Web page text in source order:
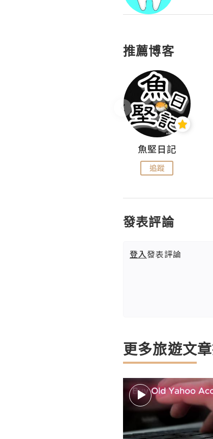
推薦博客
魚堅日記
追蹤
發表評論
登入發表評論
更多旅遊文